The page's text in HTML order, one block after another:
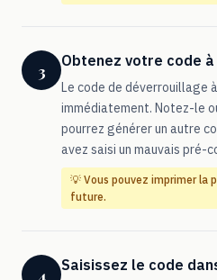
3 Obtenez votre code
Le code de déverrouillage
immédiatement. Notez-le
pourrez générer un autre
avez saisi un mauvais pré-
💡 Vous pouvez imprimer la
future.
4 Saisissez le code